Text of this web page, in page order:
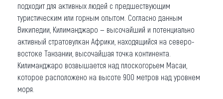
подходит для активных людей с предшествующим
туристическим или горным опытом. Согласно данным
Википедии, Килиманджаро — высочайший и потенциально
активный стратовулкан Африки, находящийся на северо-
востоке Танзании, высочайшая точка континента.
Килиманджаро возвышается над плоскогорьем Масаи,
которое расположено на высоте 900 метров над уровнем
моря.